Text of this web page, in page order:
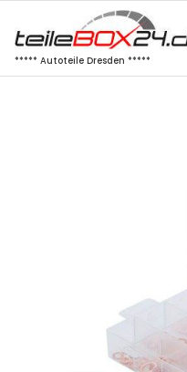
Inhalt
springen
***** Autoteile Dresden *****